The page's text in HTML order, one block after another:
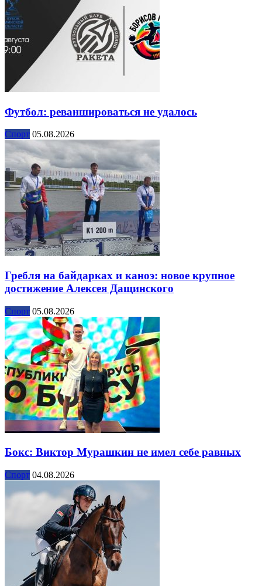
Футбол: реваншироваться не удалось
Спорт 05.08.2026
Гребля на байдарках и каноэ: новое крупное
достижение Алексея Дащинского
Спорт 05.08.2026
Бокс: Виктор Мурашкин не имел себе равных
Спорт 04.08.2026